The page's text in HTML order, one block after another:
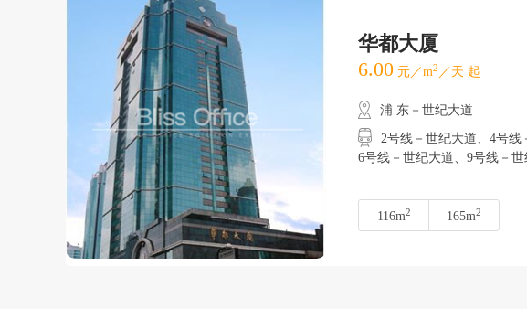
华都大厦
6.00 元／m2 ／天 起
浦 东－世纪大道
2号线－世纪大道、4号线－
6号线－世纪大道、9号线－
116m2 165m2